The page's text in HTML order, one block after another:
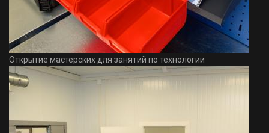
Открытие мастерских для занятий по технологии